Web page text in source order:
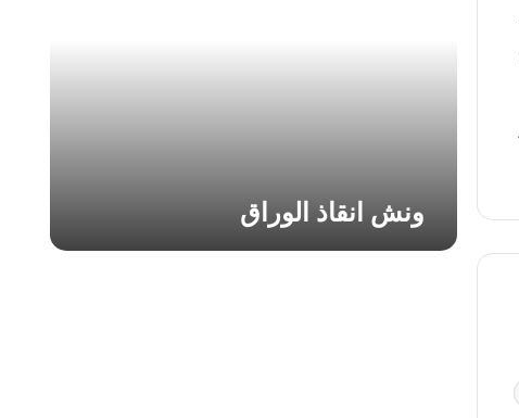
ق
ونش انقاذ الوراق